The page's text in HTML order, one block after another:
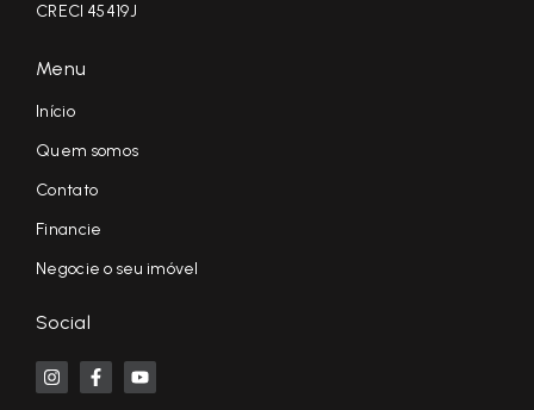
CRECI 45419J
Menu
Início
Quem somos
Contato
Financie
Negocie o seu imóvel
Social